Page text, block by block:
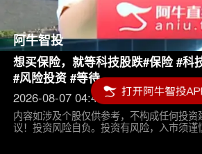
阿牛智投
想买保险，就等科技股跌#保险 #科
#风险投资 #等待
2026-08-07 04:45
内容如涉及个股仅供参考，不构成任何投资
议！投资风险自负。投资有风险，入市须谨